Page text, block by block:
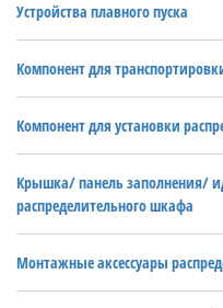
Устройства плавного пуска
Компонент для
Компонент для установки
Крышка/ панель заполнения/
распределительного шкафа
Монтажные аксессуары